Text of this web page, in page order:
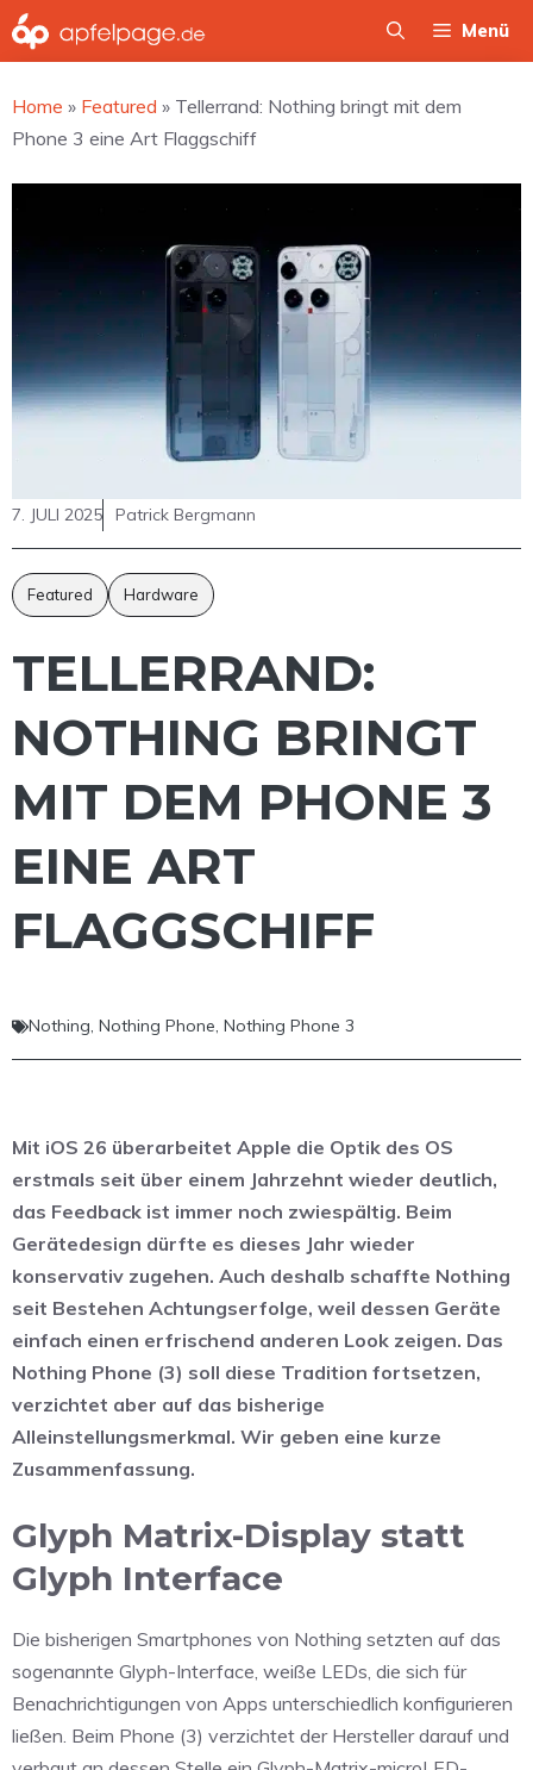
Zum
Inhalt
Menü
Home » Featured » Tellerrand: Nothing bringt mit dem
Phone 3 eine Art Flaggschiff
7. JULI 2025 Patrick Bergmann
Featured Hardware
TELLERRAND:
NOTHING BRINGT
MIT DEM PHONE 3
EINE ART
FLAGGSCHIFF
Nothing, Nothing Phone, Nothing Phone 3
Mit iOS 26 überarbeitet Apple die Optik des OS
erstmals seit über einem Jahrzehnt wieder deutlich,
das Feedback ist immer noch zwiespältig. Beim
Gerätedesign dürfte es dieses Jahr wieder
konservativ zugehen. Auch deshalb schaffte Nothing
seit Bestehen Achtungserfolge, weil dessen Geräte
einfach einen erfrischend anderen Look zeigen. Das
Nothing Phone (3) soll diese Tradition fortsetzen,
verzichtet aber auf das bisherige
Alleinstellungsmerkmal. Wir geben eine kurze
Zusammenfassung.
Glyph Matrix-Display statt
Glyph Interface
Die bisherigen Smartphones von Nothing setzten auf das
sogenannte Glyph-Interface, weiße LEDs, die sich für
Benachrichtigungen von Apps unterschiedlich konfigurieren
ließen. Beim Phone (3) verzichtet der Hersteller darauf und